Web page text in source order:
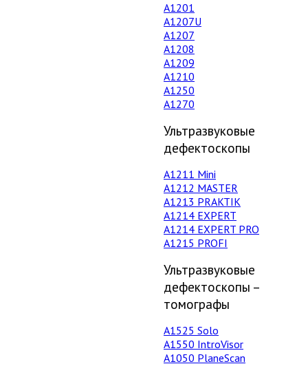
A1201
А1207U
А1207
А1208
А1209
А1210
А1250
А1270
Ультразвуковые
дефектоскопы
А1211 Mini
А1212 MASTER
A1213 PRAKTIK
А1214 EXPERT
А1214 EXPERT PRO
A1215 PROFI
Ультразвуковые
дефектоскопы –
томографы
А1525 Solo
А1550 IntroVisor
А1050 PlaneScan